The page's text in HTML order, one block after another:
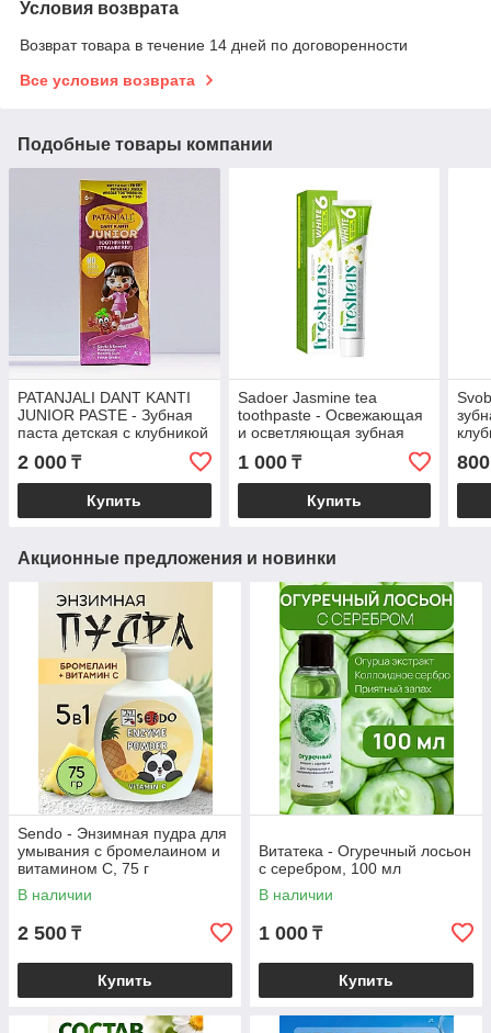
Условия возврата
Возврат товара в течение 14 дней по договоренности
Все условия возврата
Подобные товары компании
PATANJALI DANT KANTI
JUNIOR PASTE - Зубная
паста детская с клубникой
2 000 ₸
Купить
Sadoer Jasmine tea
toothpaste - Освежающая
и осветляющая зубная
паста с ароматом
жасминового чая 100 гр
1 000₸
Купить
800
Акционные предложения и новинки
Sendo - Энзимная пудра для
умывания с бромелаином и
витамином С, 75 г
В наличии
2 500 ₸
Купить
Витатека - Огуречный лосьон
с серебром, 100 мл
В наличии
1 000 ₸
Купить